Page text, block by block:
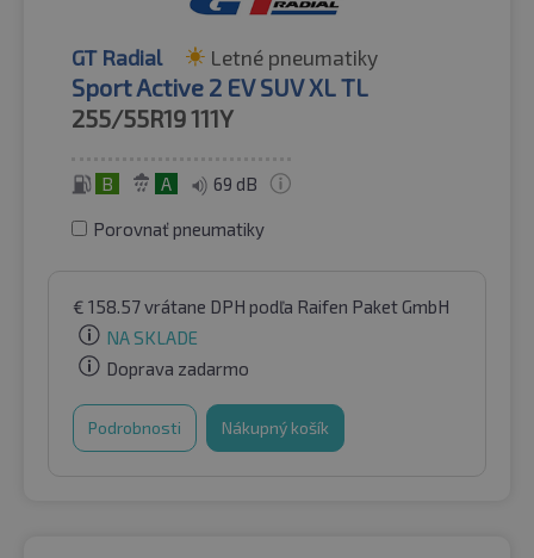
GT Radial Letné pneumatiky
Sport Active 2 EV SUV XL TL
255/55R19111Y
B A 69 dB
Porovnať pneumatiky
€ 158.57vrátane DPH podľa Raifen Paket GmbH
NA SKLADE
Doprava zadarmo
Podrobnosti Nákupný košík